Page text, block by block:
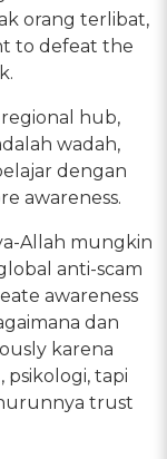
orang terlibat,
to defeat the
regional hub,
wadah,
dengan
awareness.
Allah mungkin
anti-scam
awareness
dan
karena
psikologi, tapi
trust